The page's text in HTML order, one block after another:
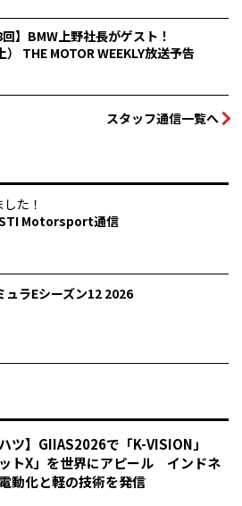
回】BMW上野社長がゲスト！
） THE MOTOR WEEKLY放送予告
スタッフ通信一覧へ
た！
Motorsport通信
ュラEシーズン12 2026
ハツ】GIIAS2026で「K-VISION」
ットX」を世界にアピール インドネ
動化と軽の技術を発信